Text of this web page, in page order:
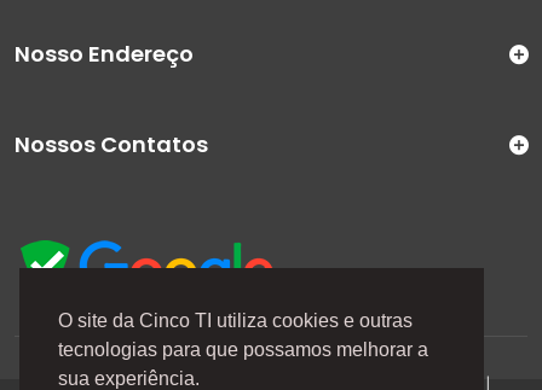
O site da Cinco TI utiliza cookies e outras
tecnologias para que possamos melhorar a
sua experiência.
A Cinco TI (5TI) é uma marca registrada de CINCO TI
COMERCIO E SERVICOS LTDA | CNPJ: 08.307.867/0001-04 |
Nosso Endereço
Nossos Contatos